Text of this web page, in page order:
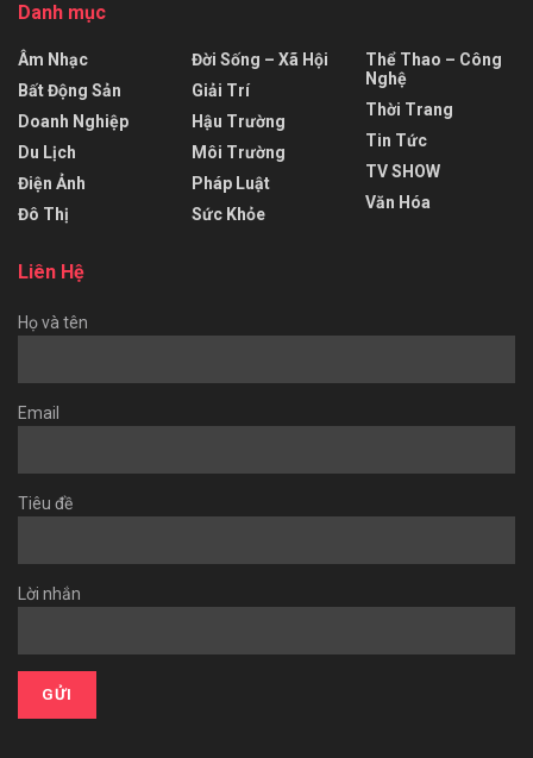
Danh mục
Âm Nhạc
Bất Động Sản
Doanh Nghiệp
Du Lịch
Điện Ảnh
Đô Thị
Đời Sống – Xã Hội
Giải Trí
Hậu Trường
Môi Trường
Pháp Luật
Sức Khỏe
Thể Thao – Công
Nghệ
Thời Trang
Tin Tức
TV SHOW
Văn Hóa
Liên Hệ
Họ và tên
Email
Tiêu đề
Lời nhắn